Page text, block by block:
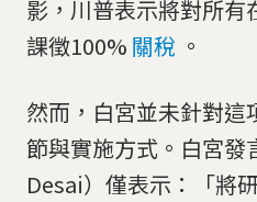
影，川普表示將對所
課徵100% 關稅 。
然而，白宮並未針對這
節與實施方式。白宮發
Desai）僅表示：「將